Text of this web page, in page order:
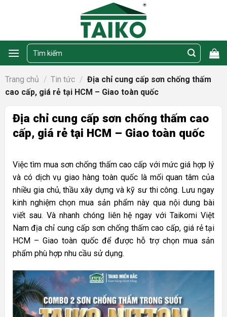
Tìm
kiếm:
Trang chủ / Tin tức / Địa chỉ cung cấp sơn chống thấm
cao cấp, giá rẻ tại HCM – Giao toàn quốc
Địa chỉ cung cấp sơn chống thấm cao
cấp, giá rẻ tại HCM – Giao toàn quốc
Việc tìm mua sơn chống thấm cao cấp với mức giá hợp lý
và có dịch vụ giao hàng toàn quốc là mối quan tâm của
nhiều gia chủ, thầu xây dựng và kỹ sư thi công. Lưu ngay
kinh nghiệm chọn mua sản phẩm này qua nội dung bài
viết sau. Và nhanh chóng liên hệ ngay với Taikomi Việt
Nam địa chỉ cung cấp sơn chống thấm cao cấp, giá rẻ tại
HCM – Giao toàn quốc để được hỗ trợ chọn mua sản
phẩm phù hợp nhu cầu sử dụng.